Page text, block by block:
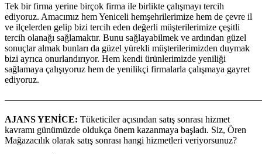
Tek bir firma yerine birçok firma ile birlikte çalışmayı tercih
ediyoruz. Amacımız hem Yeniceli hemşehrilerimize hem de çevre il
ve ilçelerden gelip bizi tercih eden değerli müşterilerimize çeşitli
tercih olanağı sağlamaktır. Bunu sağlayabilmek ve ardından güzel
sonuçlar almak bunları da güzel yürekli müşterilerimizden duymak
bizi ayrıca onurlandırıyor. Hem kendi ürünlerimizde yeniliği
sağlamaya çalışıyoruz hem de yenilikçi firmalarla çalışmaya gayret
ediyoruz.
AJANS YENİCE: Tüketiciler açısından satış sonrası hizmet
kavramı günümüzde oldukça önem kazanmaya başladı. Siz, Ören
Mağazacılık olarak satış sonrası hangi hizmetleri veriyorsunuz?